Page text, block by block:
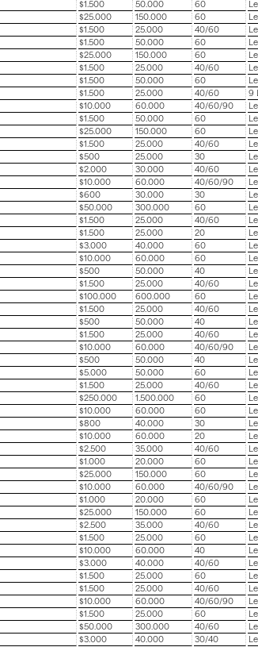
$1.500 50.000 60
$25.000 150.000 60
$1.500 25.000 40/60
$1.500 50.000 60
$25.000 150.000 60
$1.500 25.000 40/60
$1.500 50.000 60
$1.500 25.000 40/60 9
$10.000 60.000 40/60/90
$1.500 50.000 60
$25.000 150.000 60
$1.500 25.000 40/60
$500 25.000 30
$2.000 30.000 40/60
$10.000 60.000 40/60/90
$600 30.000 30
$50.000 300.000 60
$1.500 25.000 40/60
$1.500 25.000 20
$3.000 40.000 60
$10.000 60.000 60
$500 50.000 40
$1.500 25.000 40/60
$100.000 600.000 60
$1.500 25.000 40/60
$500 50.000 40
$1.500 25.000 40/60
$10.000 60.000 40/60/90
$500 50.000 40
$5.000 50.000 60
$1.500 25.000 40/60
$250.000 1.500.000 60
$10.000 60.000 60
$800 40.000 30
$10.000 60.000 20
$2.500 35.000 40/60
$1.000 20.000 60
$25.000 150.000 60
$10.000 60.000 40/60/90
$1.000 20.000 60
$25.000 150.000 60
$2.500 35.000 40/60
$1.500 25.000 60
$10.000 60.000 40
$3.000 40.000 40/60
$1.500 25.000 60
$1.500 25.000 40/60
$10.000 60.000 40/60/90
$1.500 25.000 60
$50.000 300.000 40/60
$3.000 40.000 30/40